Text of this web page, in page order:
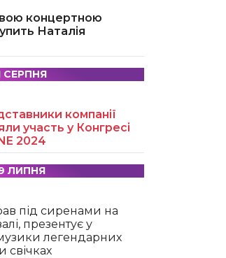
концертною
Наталія
СЕРПНЯ
компанії
участь у Конгресі
2024
ЛИПНЯ
під сиренами на
презентує у
легендарних
свічках